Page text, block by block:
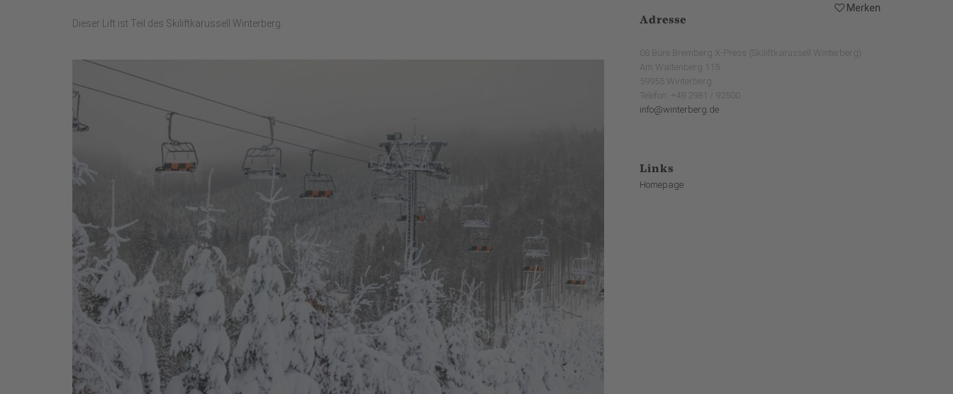
Merken
Dieser Lift ist Teil des Skiliftkarussell Winterberg.
Adresse
08 Büre Bremberg X-Press (Skiliftkarussell Winterberg)
Am Waltenberg 115
59955 Winterberg
Telefon: +49 2981 / 92500
info@winterberg.de
Links
Homepage